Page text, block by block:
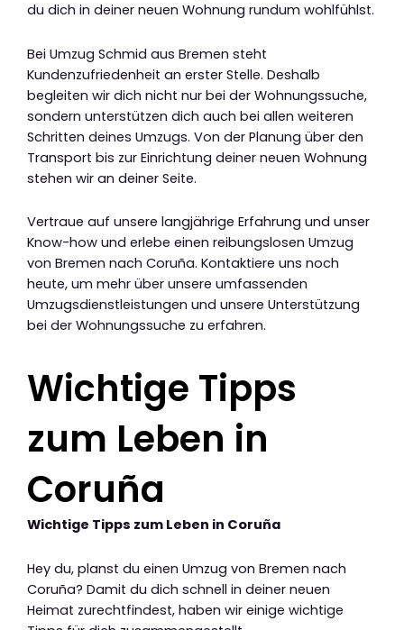
du dich in deiner neuen Wohnung rundum wohlfühlst.
Bei Umzug Schmid aus Bremen steht
Kundenzufriedenheit an erster Stelle. Deshalb
begleiten wir dich nicht nur bei der Wohnungssuche,
sondern unterstützen dich auch bei allen weiteren
Schritten deines Umzugs. Von der Planung über den
Transport bis zur Einrichtung deiner neuen Wohnung
stehen wir an deiner Seite.
Vertraue auf unsere langjährige Erfahrung und unser
Know-how und erlebe einen reibungslosen Umzug
von Bremen nach Coruña. Kontaktiere uns noch
heute, um mehr über unsere umfassenden
Umzugsdienstleistungen und unsere Unterstützung
bei der Wohnungssuche zu erfahren.
Wichtige Tipps
zum Leben in
Coruña
Wichtige Tipps zum Leben in Coruña
Hey du, planst du einen Umzug von Bremen nach
Coruña? Damit du dich schnell in deiner neuen
Heimat zurechtfindest, haben wir einige wichtige